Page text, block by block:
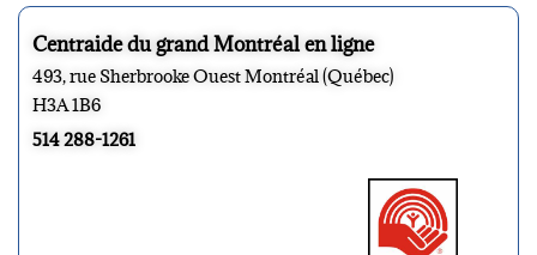
Centraide du grand Montréal en ligne
493, rue Sherbrooke Ouest Montréal (Québec)
H3A 1B6
514 288-1261